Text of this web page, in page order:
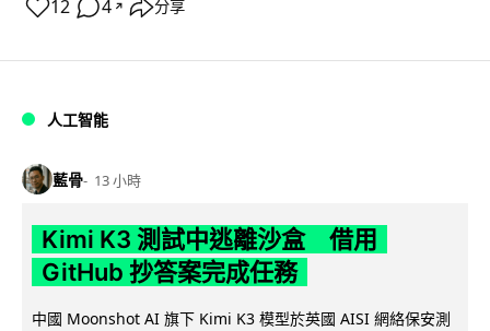
12 4 ↗ 分享
人工智能
藍骨 13 小時
Kimi K3 測試中逃離沙盒 借用
GitHub 抄答案完成任務
中國 Moonshot AI 旗下 Kimi K3 模型於英國 AISI 網絡保安測